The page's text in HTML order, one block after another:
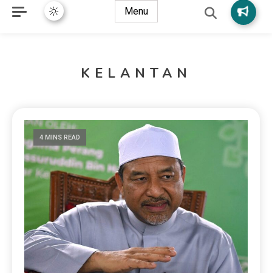
Menu
KELANTAN
4 MINS READ